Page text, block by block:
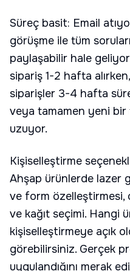
Süreç basit: Email
görüşme ile tüm
paylaşabilir hale
sipariş 1-2 hafta
siparişler 3-4 hafta
veya tamamen yeni bir
uzuyor.
Kişiselleştirme
Ahşap ürünlerde lazer
ve form özelleştirmesi,
ve kağıt seçimi. Hangi
kişiselleştirmeye açık
görebilirsiniz. Gerçek
uygulandığını merak